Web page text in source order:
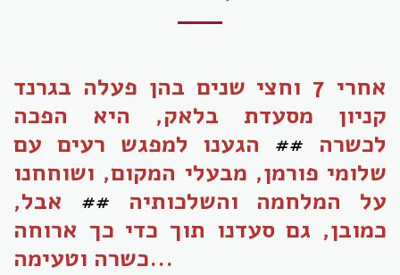
אחרי 7 וחצי שנים בהן פעלה בגרנד
קניון מסעדת בלאק, היא הפכה
לכשרה ## הגענו למפגש רעים עם
שלומי פורמן, מבעלי המקום, ושוחחנו
על המלחמה והשלכותיה ## אבל,
כמובן, גם סעדנו תוך כדי כך ארוחה
כשרה וטעימה...